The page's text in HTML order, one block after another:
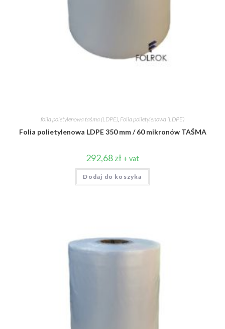
folia poletylenowa taśma (LDPE), Folia polietylenowa (LDPE)
Folia polietylenowa LDPE 350 mm / 60 mikronów TAŚMA
292,68zł + vat
Dodaj do koszyka